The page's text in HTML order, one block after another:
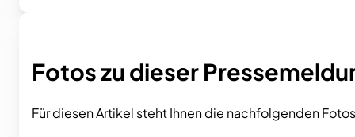
Fotos zu dieser
Für diesen Artikel steht Ihnen die nachfolgenden